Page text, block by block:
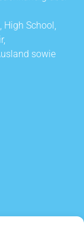
High School,
sowie